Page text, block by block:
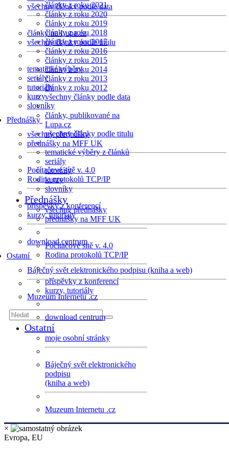
všechny články podle data
články na Lupa.cz
všechny články podle titulu
tematické výběry
seriály
tutoriály
kurzy
slovníky
Přednášky
všechny přednášky
přednášky na MFF UK
Počítačové sítě v. 4.0
Rodina protokolů TCP/IP
příspěvky z konferencí
kurzy, tutoriály
download centrum
Ostatní
Báječný svět elektronického podpisu (kniha a web)
Muzeum Internetu .cz
články z roku 2021
články z roku 2020
články z roku 2019
články z roku 2018
články z roku 2017
články z roku 2016
články z roku 2015
články z roku 2014
články z roku 2013
články z roku 2012
všechny články podle data
články, publikované na
Lupa.cz
všechny články podle titulu
tematické výběry z článků
seriály
tutoriály
kurzy
slovníky
Přednášky
všechny přednášky
přednášky na MFF UK
Počítačové sítě v. 4.0
Rodina protokolů TCP/IP
příspěvky z konferencí
kurzy, tutoriály
download centrum
Ostatní
moje osobní stránky
Báječný svět elektronického
podpisu
(kniha a web)
Muzeum Internetu .cz
×
Evropa, EU